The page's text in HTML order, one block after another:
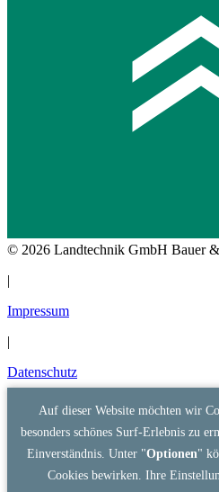
© 2026 Landtechnik GmbH Bauer
|
Impressum
|
Datenschutz
Auf dieser Website möchten wir
besonders schönes Surf-Erlebnis zu
Einverständnis. Unter "Optionen"
Cookies bewirken. Ihre